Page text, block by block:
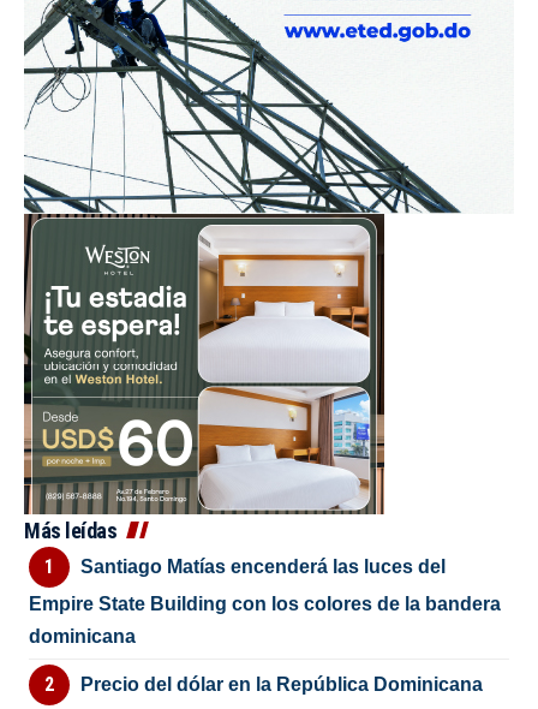
Más leídas
Santiago Matías encenderá las luces del
Empire State Building con los colores de la bandera
dominicana
Precio del dólar en la República Dominicana